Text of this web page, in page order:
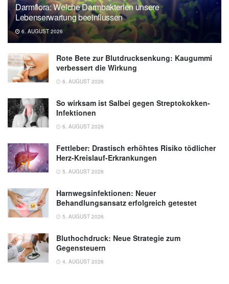
Darmflora: Welche Darmbakterien unsere
Lebenserwartung beeinflussen
6. AUGUST 2026
Rote Bete zur Blutdrucksenkung: Kaugummi
verbessert die Wirkung
6. AUGUST 2026
So wirksam ist Salbei gegen Streptokokken-
Infektionen
6. AUGUST 2026
Fettleber: Drastisch erhöhtes Risiko tödlicher
Herz-Kreislauf-Erkrankungen
5. AUGUST 2026
Harnwegsinfektionen: Neuer
Behandlungsansatz erfolgreich getestet
5. AUGUST 2026
Bluthochdruck: Neue Strategie zum
Gegensteuern
4. AUGUST 2026